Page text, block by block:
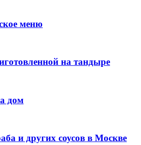
меню
на тандыре
дом
и других соусов в Москве